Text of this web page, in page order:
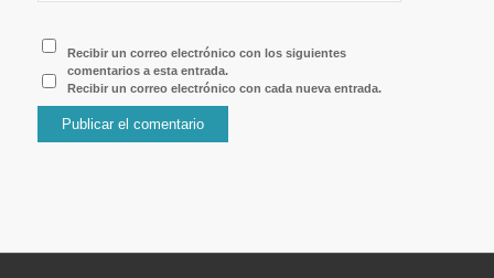
Recibir un correo electrónico con los siguientes
comentarios a esta entrada.
Recibir un correo electrónico con cada nueva entrada.